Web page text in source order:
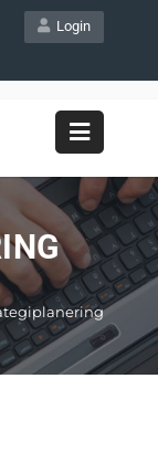
Login